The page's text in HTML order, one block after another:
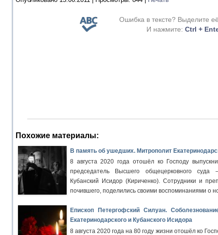
Ошибка в тексте? Выделите
И нажмите: Ctrl +
Похожие материалы:
В память об ушедших. Митрополит
8 августа 2020 года отошёл ко Господу
председатель Высшего общецерковного
Кубанский Исидор (Кириченко). Сотрудники и
почившего, поделились своими воспоминаниями о
Епископ Петергофский Силуан.
Екатеринодарского и Кубанского Исидора
8 августа 2020 года на 80 году жизни отошёл ко